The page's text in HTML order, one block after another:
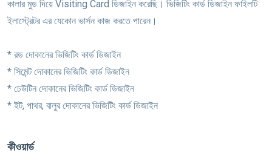
কালার মুড দিয়ে Visiting Card ডিজাইন করেছি। ভিজিটিং কার্ড ডিজাইন ফাইলটি
ইলাস্ট্রেটর এর যেকোন ভার্সন কাজ করতে পারেন।
* রড দোকানের ভিজিটিং কার্ড ডিজাইন
* সিমেন্ট দোকানের ভিজিটিং কার্ড ডিজাইন
* ঢেউটিন দোকানের ভিজিটিং কার্ড ডিজাইন
* ইট, পাথর, বালুর দোকানের ভিজিটিং কার্ড ডিজাইন
কীওয়ার্ড